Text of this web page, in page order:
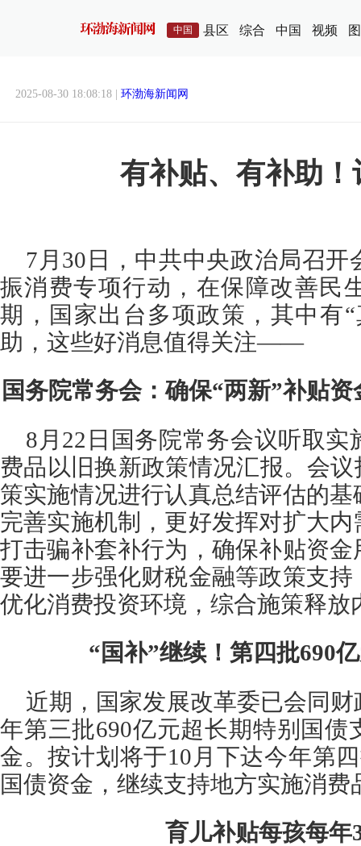
中国 县区 综合 中国 视频
2025-08-30 18:08:18 | 环渤海新闻网
有补贴、有补助
7月30日，中共中央政治局召
振消费专项行动，在保障改善民
期，国家出台多项政策，其中有
助，这些好消息值得关注——
国务院常务会：确保“两新”补贴资
8月22日国务院常务会议听取
费品以旧换新政策情况汇报。会
策实施情况进行认真总结评估的
完善实施机制，更好发挥对扩大
打击骗补套补行为，确保补贴资
要进一步强化财税金融等政策支
优化消费投资环境，综合施策释放
“国补”继续！ 第四批690
近期，国家发展改革委已会同
年第三批690亿元超长期特别国债
金。按计划将于10月下达今年第
国债资金，继续支持地方实施消费
育儿补贴每孩每年